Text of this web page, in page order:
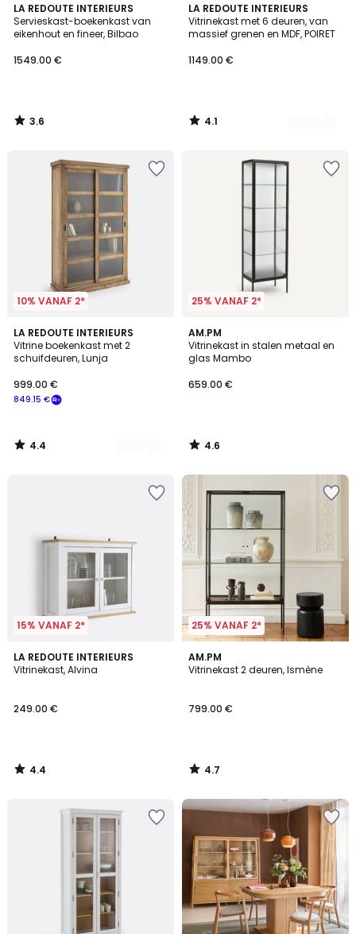
LA REDOUTE INTERIEURS
Servieskast-boekenkast van
eikenhout en fineer, Bilbao
1549.00 €
3.6
/ 5
3.6
/
LA REDOUTE INTERIEURS
Vitrinekast met 6 deuren, van
massief grenen en MDF, POIRET
1149.00 €
4.1
/ 5
2
Kleuren
4.1
/
10% VANAF 2*
LA REDOUTE INTERIEURS
Vitrine boekenkast met 2
schuifdeuren, Lunja
849.15 €
999.00 €
4.4
/ 5
2
Kleuren
4.4
/
25% VANAF 2*
AM.PM
Vitrinekast in stalen metaal en
glas Mambo
659.00 €
4.6
/ 5
4.6
/
15% VANAF 2*
LA REDOUTE INTERIEURS
Vitrinekast, Alvina
249.00 €
4.4
/ 5
4.4
/
25% VANAF 2*
AM.PM
Vitrinekast 2 deuren, Ismène
799.00 €
4.7
/ 5
4.7
/